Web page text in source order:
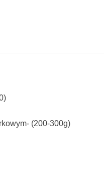
(200-300g)